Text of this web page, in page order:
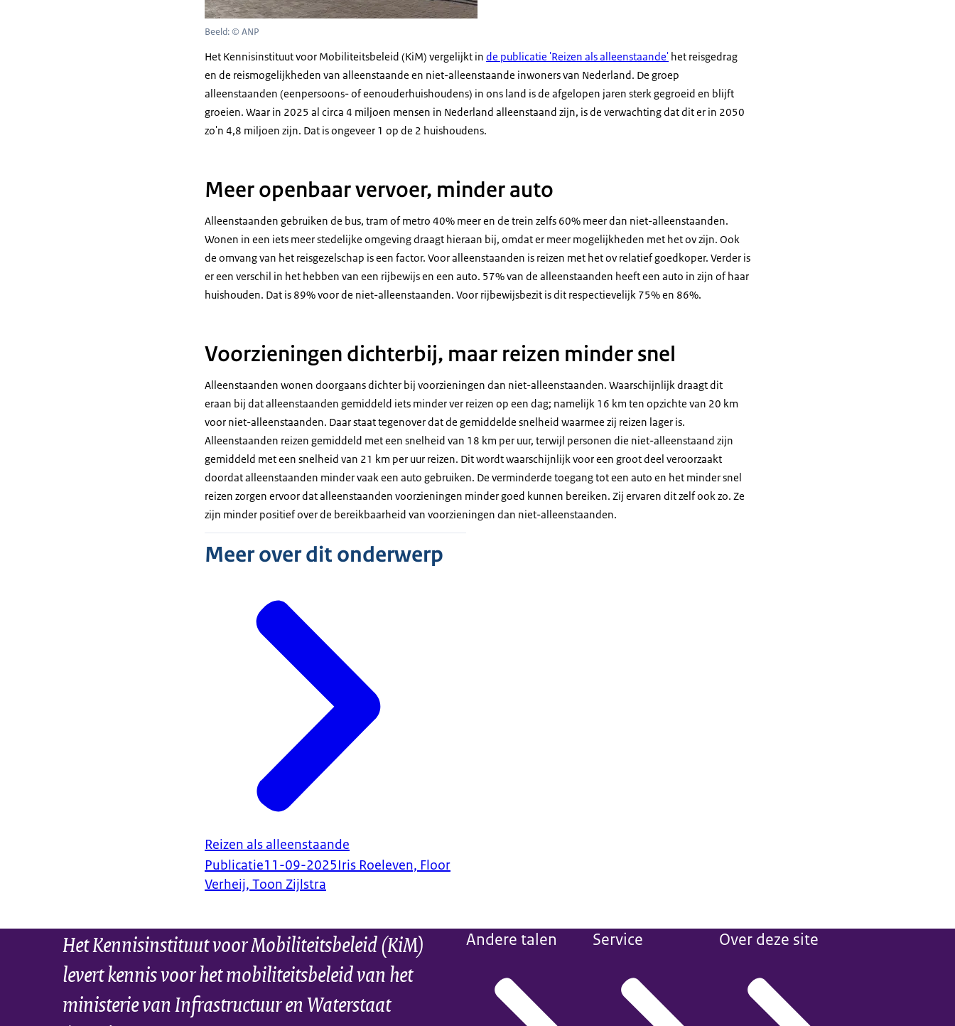
Beeld: © ANP
Het Kennisinstituut voor Mobiliteitsbeleid (KiM) vergelijkt in de publicatie 'Reizen als alleenstaande' het reisgedrag
en de reismogelijkheden van alleenstaande en niet-alleenstaande inwoners van Nederland. De groep
alleenstaanden (eenpersoons- of eenouderhuishoudens) in ons land is de afgelopen jaren sterk gegroeid en blijft
groeien. Waar in 2025 al circa 4 miljoen mensen in Nederland alleenstaand zijn, is de verwachting dat dit er in 2050
zo'n 4,8 miljoen zijn. Dat is ongeveer 1 op de 2 huishoudens.
Meer openbaar vervoer, minder auto
Alleenstaanden gebruiken de bus, tram of metro 40% meer en de trein zelfs 60% meer dan niet-alleenstaanden.
Wonen in een iets meer stedelijke omgeving draagt hieraan bij, omdat er meer mogelijkheden met het ov zijn. Ook
de omvang van het reisgezelschap is een factor. Voor alleenstaanden is reizen met het ov relatief goedkoper. Verder is
er een verschil in het hebben van een rijbewijs en een auto. 57% van de alleenstaanden heeft een auto in zijn of haar
huishouden. Dat is 89% voor de niet-alleenstaanden. Voor rijbewijsbezit is dit respectievelijk 75% en 86%.
Voorzieningen dichterbij, maar reizen minder snel
Alleenstaanden wonen doorgaans dichter bij voorzieningen dan niet-alleenstaanden. Waarschijnlijk draagt dit
eraan bij dat alleenstaanden gemiddeld iets minder ver reizen op een dag; namelijk 16 km ten opzichte van 20 km
voor niet-alleenstaanden. Daar staat tegenover dat de gemiddelde snelheid waarmee zij reizen lager is.
Alleenstaanden reizen gemiddeld met een snelheid van 18 km per uur, terwijl personen die niet-alleenstaand zijn
gemiddeld met een snelheid van 21 km per uur reizen. Dit wordt waarschijnlijk voor een groot deel veroorzaakt
doordat alleenstaanden minder vaak een auto gebruiken. De verminderde toegang tot een auto en het minder snel
reizen zorgen ervoor dat alleenstaanden voorzieningen minder goed kunnen bereiken. Zij ervaren dit zelf ook zo. Ze
zijn minder positief over de bereikbaarheid van voorzieningen dan niet-alleenstaanden.
Meer over dit onderwerp
Reizen als alleenstaande
Publicatie11-09-2025Iris Roeleven, Floor
Verheij, Toon Zijlstra
Het Kennisinstituut voor Mobiliteitsbeleid (KiM)
levert kennis voor het mobiliteitsbeleid van het
ministerie van Infrastructuur en Waterstaat
Andere talen Service Over deze site